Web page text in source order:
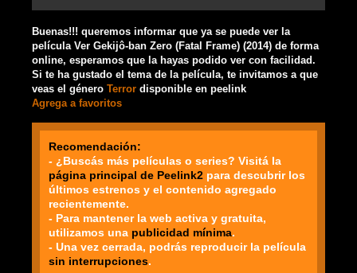
Buenas!!! queremos informar que ya se puede ver la
película Ver Gekijô-ban Zero (Fatal Frame) (2014) de forma
online, esperamos que la hayas podido ver con facilidad.
Si te ha gustado el tema de la película, te invitamos a que
veas el género Terror disponible en peelink
Agrega a favoritos
Recomendación:
- ¿Buscás más películas o series? Visitá la
página principal de Peelink2 para descubrir los
últimos estrenos y el contenido agregado
recientemente.
- Para mantener la web activa y gratuita,
utilizamos una publicidad mínima.
- Una vez cerrada, podrás reproducir la película
sin interrupciones.